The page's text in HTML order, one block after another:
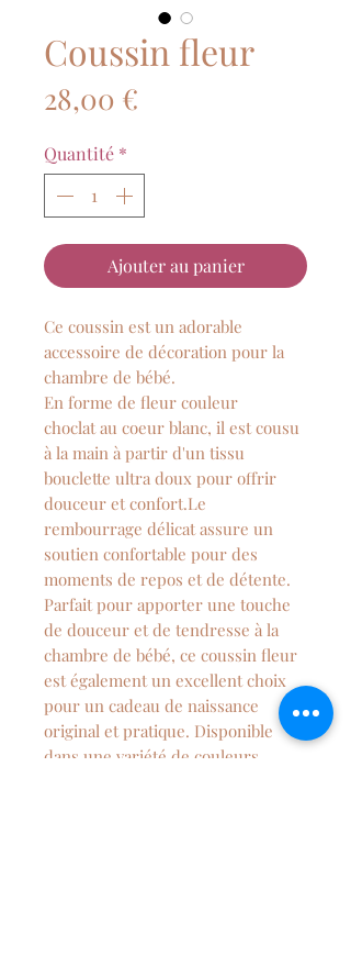
Coussin fleur
28,00 €
Quantité *
Ajouter au panier
Ce coussin est un adorable
accessoire de décoration pour la
chambre de bébé.
En forme de fleur couleur
choclat au coeur blanc, il est cousu
à la main à partir d'un tissu
bouclette ultra doux pour offrir
douceur et confort.Le
rembourrage délicat assure un
soutien confortable pour des
moments de repos et de détente.
Parfait pour apporter une touche
de douceur et de tendresse à la
chambre de bébé, ce coussin fleur
est également un excellent choix
pour un cadeau de naissance
original et pratique. Disponible
dans une variété de couleurs